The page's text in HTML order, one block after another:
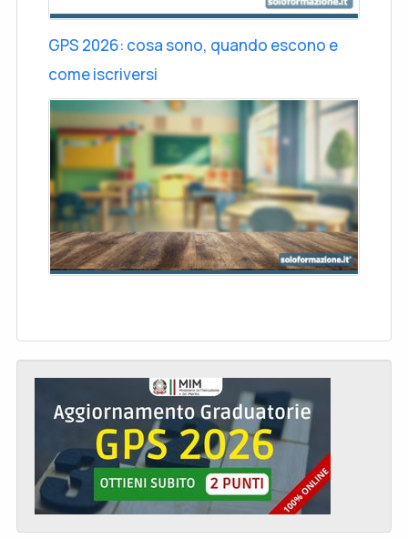
GPS 2026: cosa sono, quando escono e
come iscriversi